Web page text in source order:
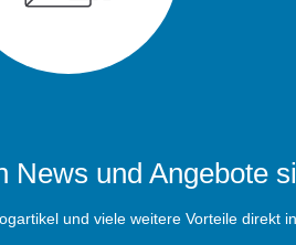
News und Angebote
und viele weitere Vorteile direkt